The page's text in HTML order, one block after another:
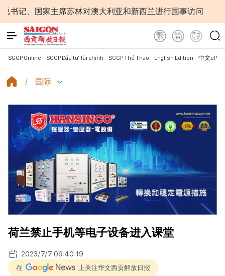
家主席苏林对澳大利亚和新西兰进行国事访问 为进一
SGGP Online SGGP Đầu tư Tài chính SGGP Thể Thao English Edition 中文
国际
荷兰禁止手机等电子设备进入课堂
2023/7/7 09:40:19
在 上关注华文西贡解放日报